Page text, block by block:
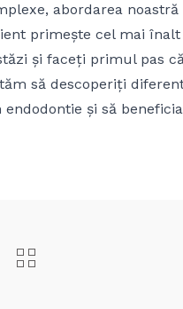
abordarea noastră
primește cel mai
și faceți primul pas
să descoperiți
și să